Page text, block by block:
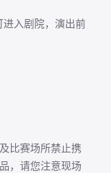
入剧院，演出前
比赛场所禁止携
，请您注意现场